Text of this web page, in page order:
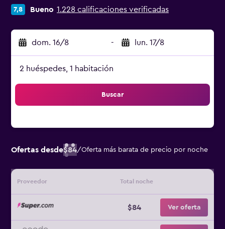
7,8 Bueno 1.228 calificaciones verificadas
dom. 16/8 - lun. 17/8
2 huéspedes, 1 habitación
Buscar
Ofertas desde$84/Oferta más barata de precio por noche
Proveedor Total noche
$84 Ver oferta